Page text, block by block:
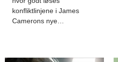
konfliktlinjene i James
Camerons nye…